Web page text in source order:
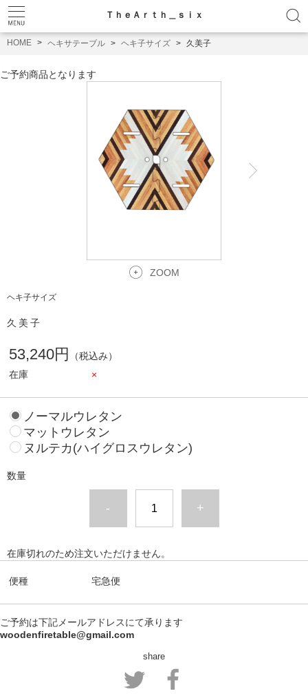
ＴｈｅＡｒｔｈ＿ｓｉｘ
HOME ヘキサテーブル ヘキ子サイズ 久美子
ご予約商品となります
ZOOM
ヘキ子サイズ
久美子
53,240円
（税込み）
在庫
×
ノーマルウレタン
マットウレタン
ヌルテカ(ハイグロスウレタン)
数量
- +
在庫切れのため注文いただけません。
便種 宅急便
ご予約は下記メールアドレスにて承ります
woodenfiretable@gmail.com
share